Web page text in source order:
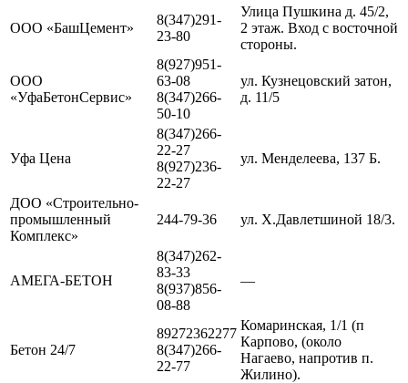
ООО «БашЦемент»
8(347)291-
23-80
Улица Пушкина д. 45/2,
2 этаж. Вход с восточной
стороны.
ООО
«УфаБетонСервис»
8(927)951-
63-08
8(347)266-
50-10
ул. Кузнецовский затон,
д. 11/5
Уфа Цена
8(347)266-
22-27
8(927)236-
22-27
ул. Менделеева, 137 Б.
ДОО «Строительно-
промышленный
Комплекс»
244-79-36 ул. Х.Давлетшиной 18/3.
АМЕГА-БЕТОН
8(347)262-
83-33
8(937)856-
08-88
—
Бетон 24/7
89272362277
8(347)266-
22-77
Комаринская, 1/1 (п
Карпово, (около
Нагаево, напротив п.
Жилино).